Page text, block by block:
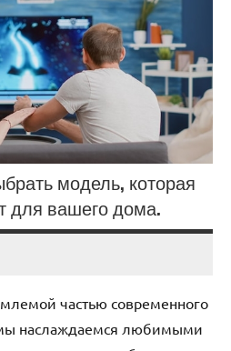
модель, которая
для вашего дома.
частью современного
наслаждаемся любимыми